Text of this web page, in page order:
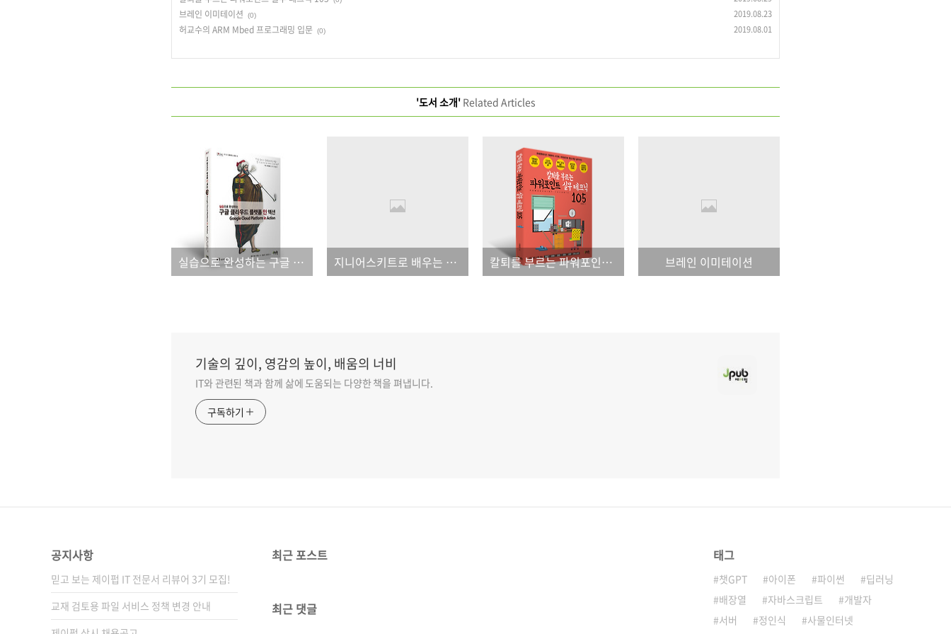
브레인 이미테이션 (0) 2019.08.23
허교수의 ARM Mbed 프로그래밍 입문 (0) 2019.08.01
'도서 소개'Related Articles
실습으로 완성하는 구글 클라우드 플랫폼 인 액션 지니어스키트로 배우는 마이크로비트 칼퇴를 부르는 파워포인트 실무 테크닉 105 브레인 이미테이션
기술의 깊이, 영감의 높이, 배움의 너비
IT와 관련된 책과 함께 삶에 도움되는 다양한 책을 펴냅니다.
구독하기
공지사항
믿고 보는 제이펍 IT 전문서 리뷰어 3기 모집!
교재 검토용 파일 서비스 정책 변경 안내
최근 포스트
최근 댓글
태그
챗GPT 아이폰 파이썬
딥러닝
배장열
자바스크립트
개발자
서버
정인식
사물인터넷